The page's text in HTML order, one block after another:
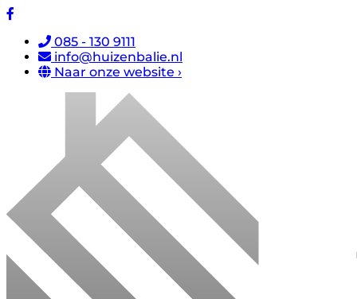
085 - 130 9111
info@huizenbalie.nl
Naar onze website ›